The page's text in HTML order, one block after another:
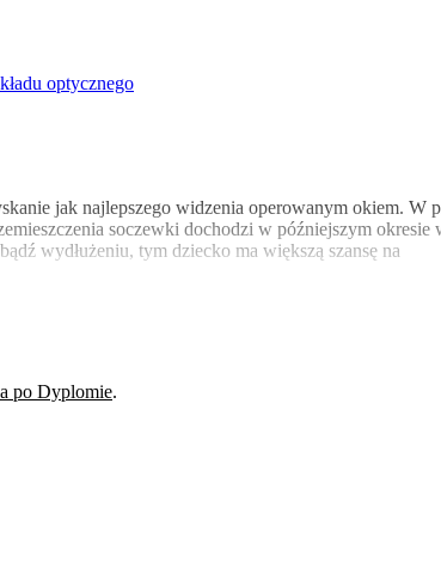
optycznego
jak najlepszego widzenia operowanym okiem.
soczewki dochodzi w późniejszym
wydłużeniu, tym dziecko ma większą szansę na
po Dyplomie.